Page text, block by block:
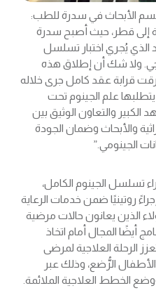
الأبحاث في سدرة للطب:
إلى قطر، حيث أصبح سدرة
الذي يُجري اختبار تسلسل
ولا شك أن إطلاق هذه
قرابة عقد كامل جرى خلاله
يتطلبها علم الجينوم تحت
والتعاون الوثيق بين
والأبحاث وضمان الجودة
الجينومي.”
تسلسل الجينوم الكامل،
روتينيًا ضمن خدمات الرعاية
الذين يعانون حالات مرضية
أيضًا المجال أمام اتخاذ
تعزز الرحلة العلاجية لمرضى
الرُّضع، وذلك عبر
الخطط العلاجية الملائمة.